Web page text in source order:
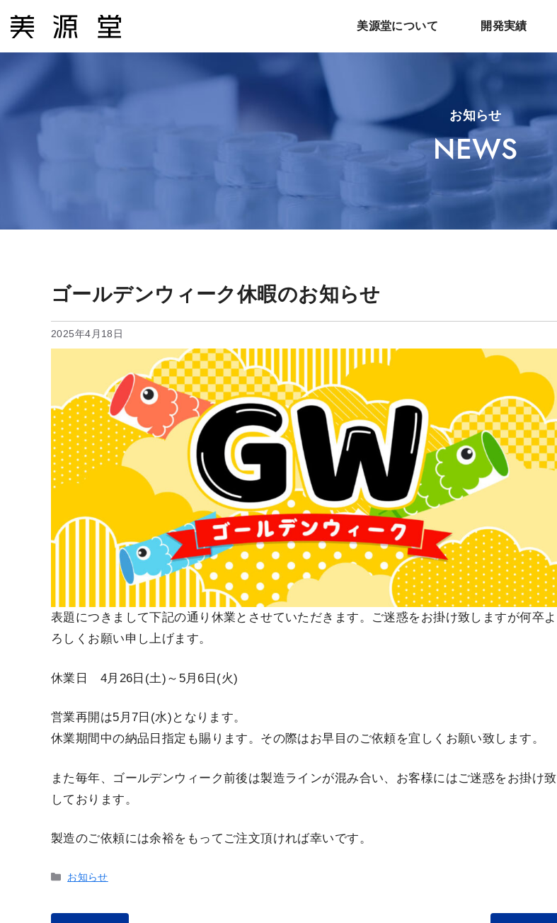
ン
テ
美源堂について 開発実績
お知らせ
NEWS
ゴールデンウィーク休暇のお知らせ
2025年4月18日
表題につきまして下記の通り休業とさせていただきます。ご迷惑をお掛け致しますが何卒よ
ろしくお願い申し上げます。
休業日 4月26日(土)～5月6日(火)
営業再開は5月7日(水)となります。
休業期間中の納品日指定も賜ります。その際はお早目のご依頼を宜しくお願い致します。
また毎年、ゴールデンウィーク前後は製造ラインが混み合い、お客様にはご迷惑をお掛け致
しております。
製造のご依頼には余裕をもってご注文頂ければ幸いです。
カ
お知らせ